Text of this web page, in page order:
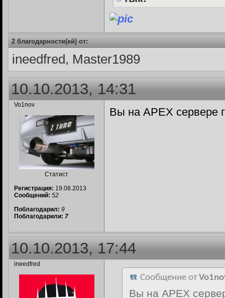
2 благодарности(ей) от:
ineedfred, Master1989
10.10.2013, 14:31
Vo1nov
Статист
Регистрация: 19.08.2013
Сообщений: 52
Поблагодарил: 9
Поблагодарили: 7
Вы на APEX сервере
10.10.2013, 17:44
ineedfred
Сообщение от
Вы на APEX